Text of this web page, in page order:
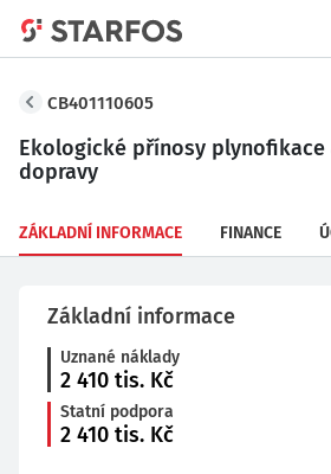
CB401110605
Ekologické přínosy
dopravy
ZÁKLADNÍ INFORMACE FINANCE
Základní informace
Uznané náklady
2 410 tis. Kč
Statní podpora
2 410 tis. Kč